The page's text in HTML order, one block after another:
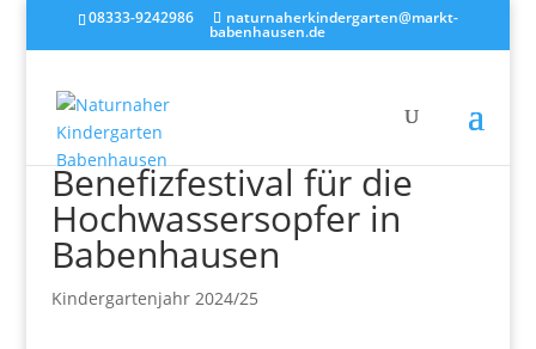
08333-9242986 naturnaherkindergarten@markt-
babenhausen.de
Benefizfestival für die
Hochwassersopfer in
Babenhausen
Kindergartenjahr 2024/25